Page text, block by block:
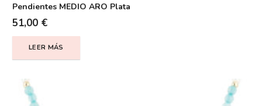
Pendientes MEDIO ARO Plata
51,00 €
LEER MÁS